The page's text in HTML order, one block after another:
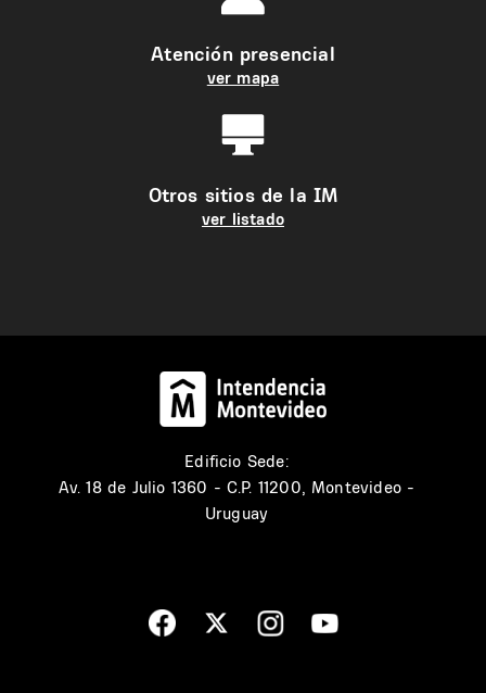
Atención presencial
ver mapa
Otros sitios de la IM
ver listado
Edificio Sede:
Av. 18 de Julio 1360 - C.P. 11200, Montevideo -
Uruguay